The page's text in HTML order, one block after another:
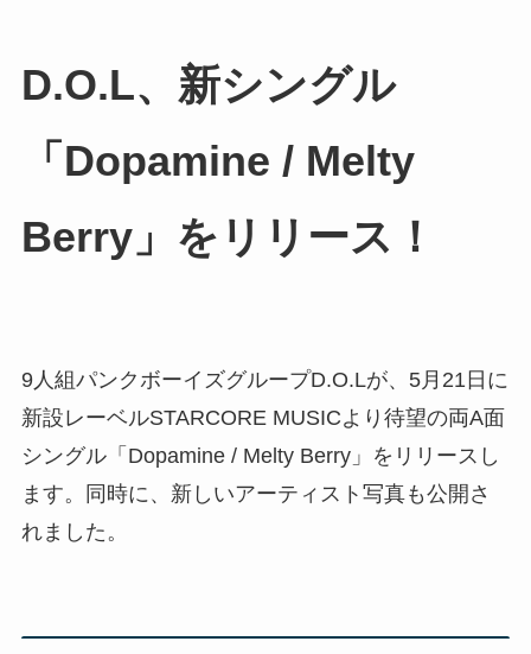
D.O.L、新シングル
「Dopamine / Melty
Berry」をリリース！
9人組パンクボーイズグループD.O.Lが、5月21日に
新設レーベルSTARCORE MUSICより待望の両A面
シングル「Dopamine / Melty Berry」をリリースし
ます。同時に、新しいアーティスト写真も公開さ
れました。